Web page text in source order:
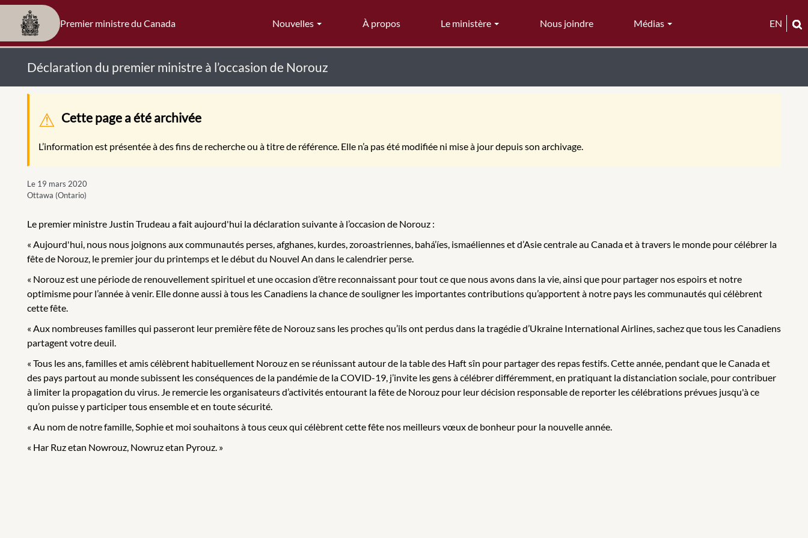
Premier ministre du Canada Nouvelles À propos Le ministère Nous joindre Médias EN
Déclaration du premier ministre à l’occasion de Norouz
Message d'avertissement
Cette page a été archivée
L’information est présentée à des fins de recherche ou à titre de référence. Elle n’a pas été modifiée ni mise à jour depuis son archivage.
Le 19 mars 2020
Ottawa (Ontario)
Le premier ministre Justin Trudeau a fait aujourd'hui la déclaration suivante à l’occasion de Norouz :
« Aujourd'hui, nous nous joignons aux communautés perses, afghanes, kurdes, zoroastriennes, bahá’íes, ismaéliennes et d’Asie centrale au Canada et à travers le monde pour célébrer la
fête de Norouz, le premier jour du printemps et le début du Nouvel An dans le calendrier perse.
« Norouz est une période de renouvellement spirituel et une occasion d’être reconnaissant pour tout ce que nous avons dans la vie, ainsi que pour partager nos espoirs et notre
optimisme pour l’année à venir. Elle donne aussi à tous les Canadiens la chance de souligner les importantes contributions qu’apportent à notre pays les communautés qui célèbrent
cette fête.
« Aux nombreuses familles qui passeront leur première fête de Norouz sans les proches qu’ils ont perdus dans la tragédie d’Ukraine International Airlines, sachez que tous les Canadiens
partagent votre deuil.
« Tous les ans, familles et amis célèbrent habituellement Norouz en se réunissant autour de la table des Haft sîn pour partager des repas festifs. Cette année, pendant que le Canada et
des pays partout au monde subissent les conséquences de la pandémie de la COVID-19, j’invite les gens à célébrer différemment, en pratiquant la distanciation sociale, pour contribuer
à limiter la propagation du virus. Je remercie les organisateurs d’activités entourant la fête de Norouz pour leur décision responsable de reporter les célébrations prévues jusqu'à ce
qu’on puisse y participer tous ensemble et en toute sécurité.
« Au nom de notre famille, Sophie et moi souhaitons à tous ceux qui célèbrent cette fête nos meilleurs vœux de bonheur pour la nouvelle année.
« Har Ruz etan Nowrouz, Nowruz etan Pyrouz. »